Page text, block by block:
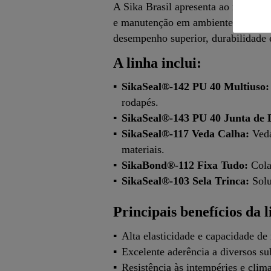
A Sika Brasil apresenta ao
e manutenção em ambientes
desempenho superior,
A linha inclui:
SikaSeal®-142 PU 40 Multiuso:
rodapés.
SikaSeal®-143 PU 40 Junta de
SikaSeal®-117 Veda Calha:
materiais.
SikaBond®-112 Fixa Tudo:
SikaSeal®-103 Sela Trinca:
Principais benefícios da
Alta elasticidade e capacidade
Excelente aderência a diversos
Resistência às intempéries e